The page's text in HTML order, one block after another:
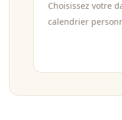
Choisissez votre
calendrier